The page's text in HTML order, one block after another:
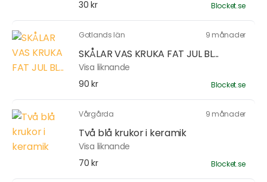
30 kr
Blocket.se
Gotlands län 9 månader
SKÅLAR VAS KRUKA FAT JUL BL...
Visa liknande
90 kr
Blocket.se
Vårgårda 9 månader
Två blå krukor i keramik
Visa liknande
70 kr
Blocket.se